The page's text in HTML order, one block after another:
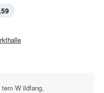
W ildfang,